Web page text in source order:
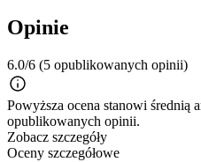
Opinie
6.0/6 (5 opublikowanych opinii)
Powyższa ocena stanowi średnią
opublikowanych opinii.
Zobacz szczegóły
Oceny szczegółowe